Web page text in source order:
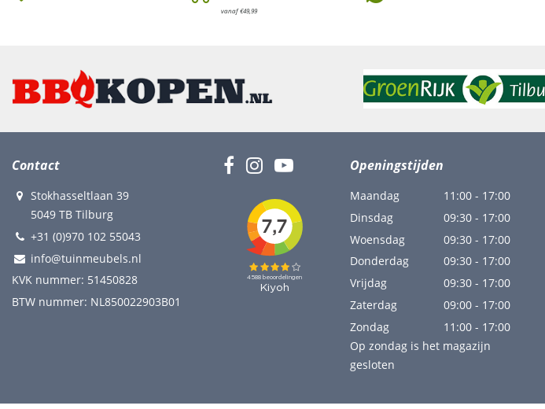
vanaf €49,99
Contact
Stokhasseltlaan 39
5049 TB Tilburg
+31 (0)970 102 55043
info@tuinmeubels.nl
KVK nummer: 51450828
BTW nummer: NL850022903B01
Openingstijden
Maandag
11:00 - 17:00
Dinsdag
09:30 - 17:00
Woensdag
09:30 - 17:00
Donderdag
09:30 - 17:00
Vrijdag
09:30 - 17:00
Zaterdag
09:00 - 17:00
Zondag
11:00 - 17:00
Op zondag is het magazijn
gesloten